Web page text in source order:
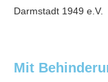
Darmstadt 1949 e.V.
Mit